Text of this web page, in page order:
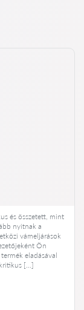
és összetett, mint
nyitnak a
vámeljárások
Ön
eladásával
[…]